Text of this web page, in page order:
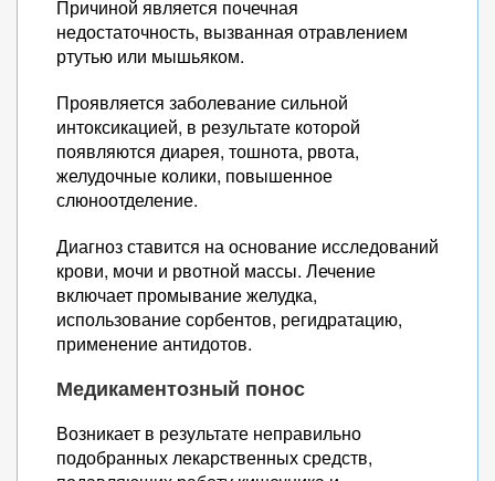
Причиной является почечная
недостаточность, вызванная отравлением
ртутью или мышьяком.
Проявляется заболевание сильной
интоксикацией, в результате которой
появляются диарея, тошнота, рвота,
желудочные колики, повышенное
слюноотделение.
Диагноз ставится на основание исследований
крови, мочи и рвотной массы. Лечение
включает промывание желудка,
использование сорбентов, регидратацию,
применение антидотов.
Медикаментозный понос
Возникает в результате неправильно
подобранных лекарственных средств,